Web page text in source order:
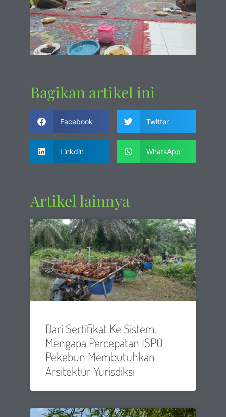
Bagikan artikel ini
Facebook Twitter
Linkdin WhatsApp
Artikel lainnya
Dari Sertifikat Ke Sistem.
Mengapa Percepatan ISPO
Pekebun Membutuhkan
Arsitektur Yurisdiksi